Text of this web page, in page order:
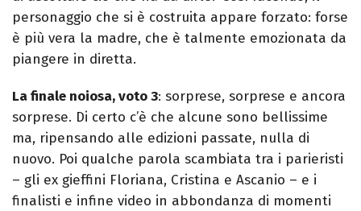
personaggio che si è costruita appare forzato: forse
è più vera la madre, che è talmente emozionata da
piangere in diretta.
La finale noiosa, voto 3: sorprese, sorprese e ancora
sorprese. Di certo c’è che alcune sono bellissime
ma, ripensando alle edizioni passate, nulla di
nuovo. Poi qualche parola scambiata tra i parieristi
– gli ex gieffini Floriana, Cristina e Ascanio – e i
finalisti e infine video in abbondanza di momenti